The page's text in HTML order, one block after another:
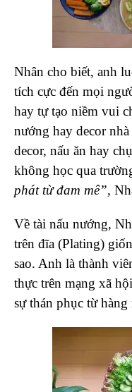
Nhân cho biết, anh
tích cực đến mọi
hay tự tạo niềm vui
nướng hay decor
decor, nấu ăn hay
không học qua
phát từ đam mê”,
Về tài nấu nướng,
trên đĩa (Plating)
sao. Anh là thành
thực trên mạng xã
sự thán phục từ